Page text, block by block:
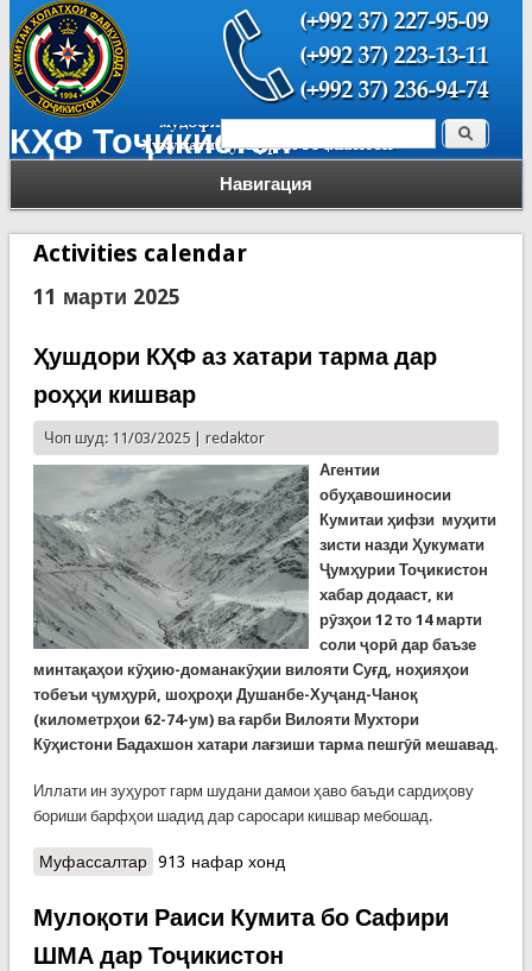
КҲФ Тоҷикистон
Навигация
Форма поиска Поиск
Activities calendar
11 марти 2025
Ҳушдори КҲФ аз хатари тарма дар
роҳҳи кишвар
Чоп шуд: 11/03/2025 | redaktor
Агентии
обуҳавошиносии
Кумитаи ҳифзи муҳити
зисти назди Ҳукумати
Ҷумҳурии Тоҷикистон
хабар додааст, ки
рӯзҳои 12 то 14 марти
соли ҷорӣ дар баъзе
минтақаҳои кӯҳию-доманакӯҳии вилояти Суғд, ноҳияҳои
тобеъи ҷумҳурӣ, шоҳроҳи Душанбе-Хуҷанд-Чаноқ
(километрҳои 62-74-ум) ва ғарби Вилояти Мухтори
Кӯҳистони Бадахшон хатари лағзиши тарма пешгӯӣ мешавад.
Иллати ин зуҳурот гарм шудани дамои ҳаво баъди сардиҳову
бориши барфҳои шадид дар саросари кишвар мебошад.
Муфассалтаро Ҳушдори КҲФ аз хатари тарма дар роҳҳи
913 нафар хонд
Мулоқоти Раиси Кумита бо Сафири
ШМА дар Тоҷикистон